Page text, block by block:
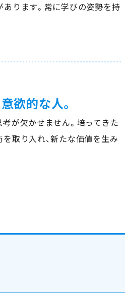
ります。常に学びの姿勢を持
欲的な人。
が欠かせません。培ってきた
取り入れ、新たな価値を生み